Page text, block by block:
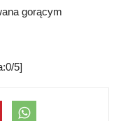
gorącym
5]